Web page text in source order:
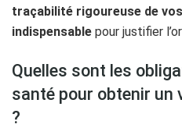
traçabilité rigoureuse de
indispensable pour justifier
Quelles sont les
santé pour obtenir un
?